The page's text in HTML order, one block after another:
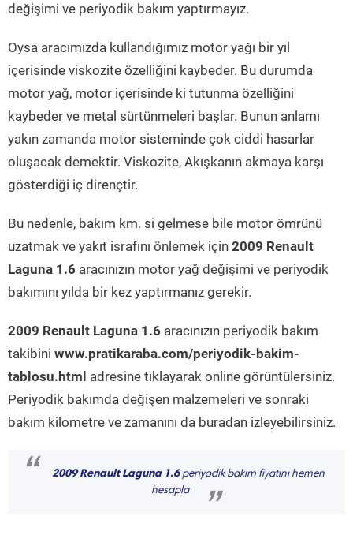
değişimi ve periyodik bakım yaptırmayız.
Oysa aracımızda kullandığımız motor yağı bir yıl
içerisinde viskozite özelliğini kaybeder. Bu durumda
motor yağ, motor içerisinde ki tutunma özelliğini
kaybeder ve metal sürtünmeleri başlar. Bunun anlamı
yakın zamanda motor sisteminde çok ciddi hasarlar
oluşacak demektir. Viskozite, Akışkanın akmaya karşı
gösterdiği iç dirençtir.
Bu nedenle, bakım km. si gelmese bile motor ömrünü
uzatmak ve yakıt israfını önlemek için 2009 Renault
Laguna 1.6 aracınızın motor yağ değişimi ve periyodik
bakımını yılda bir kez yaptırmanız gerekir.
2009 Renault Laguna 1.6 aracınızın periyodik bakım
takibini www.pratikaraba.com/periyodik-bakim-
tablosu.html adresine tıklayarak online görüntülersiniz.
Periyodik bakımda değişen malzemeleri ve sonraki
bakım kilometre ve zamanını da buradan izleyebilirsiniz.
“ 2009 Renault Laguna 1.6periyodik bakım fiyatını hemen
hesapla
”